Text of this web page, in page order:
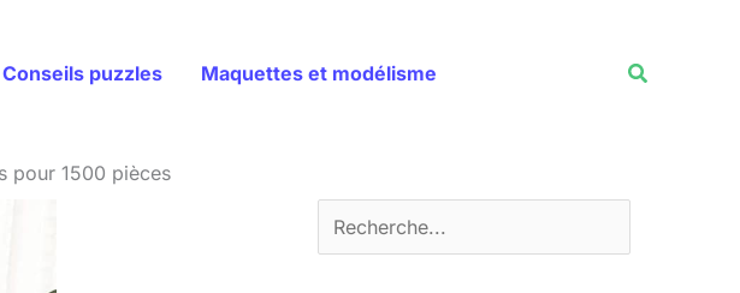
Conseils puzzles Maquettes et modélisme
pour 1500 pièces